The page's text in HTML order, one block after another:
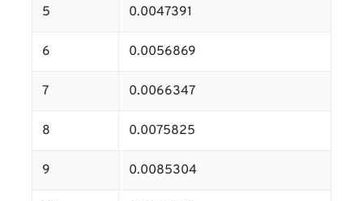
5 0.0047391
6 0.0056869
7 0.0066347
8 0.0075825
9 0.0085304